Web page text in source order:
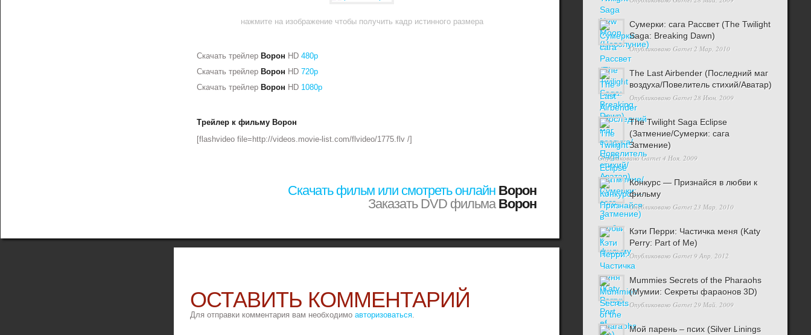
Сумерки: cага Рассвет (The Twilight
Saga: Breaking Dawn)
Опубликовано Garnet2 Мар, 2010
The Last Airbender (Последний маг
воздуха/Повелитель стихий/Аватар)
Опубликовано Garnet28 Июн, 2009
The Twilight Saga Eclipse
(Затмение/Сумерки: сага
Затмение)
ОпубликованоGarnet4 Ноя, 2009
Конкурс — Признайся в любви к
фильму
Опубликовано Garnet23 Мар, 2010
Кэти Перри: Частичка меня (Katy
Perry: Part of Me)
Опубликовано Garnet9 Апр, 2012
Mummies Secrets of the Pharaohs
(Мумии: Секреты фараонов 3D)
Опубликовано Garnet29 Май, 2009
Мой парень – псих (Silver Linings
нажмите на изображение чтобы получить кадр истинного размера
Скачать трейлер Ворон HD480p
Скачать трейлер Ворон HD720p
Скачать трейлер Ворон HD 1080p
Трейлер к фильму Ворон
[flashvideo file=http://videos.movie-list.com/flvideo/1775.flv /]
Скачать фильм или смотреть онлайнВорон
Заказать DVD фильмаВорон
ОСТАВИТЬ КОММЕНТАРИЙ
Для отправки комментария вам необходимо авторизоваться.